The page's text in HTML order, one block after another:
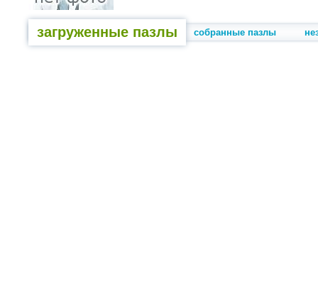
загруженные пазлы собранные пазлы